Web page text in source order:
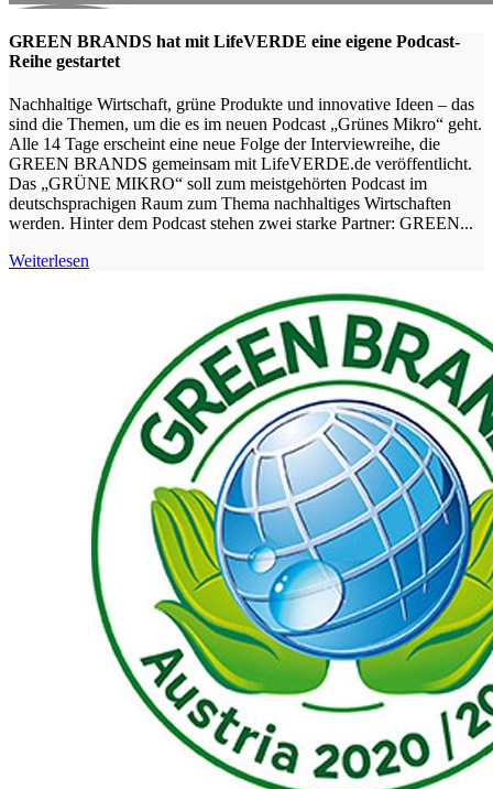
GREEN BRANDS hat mit LifeVERDE eine eigene Podcast-
Reihe gestartet
Nachhaltige Wirtschaft, grüne Produkte und innovative Ideen – das
sind die Themen, um die es im neuen Podcast „Grünes Mikro“ geht.
Alle 14 Tage erscheint eine neue Folge der Interviewreihe, die
GREEN BRANDS gemeinsam mit LifeVERDE.de veröffentlicht.
Das „GRÜNE MIKRO“ soll zum meistgehörten Podcast im
deutschsprachigen Raum zum Thema nachhaltiges Wirtschaften
werden. Hinter dem Podcast stehen zwei starke Partner: GREEN...
Weiterlesen